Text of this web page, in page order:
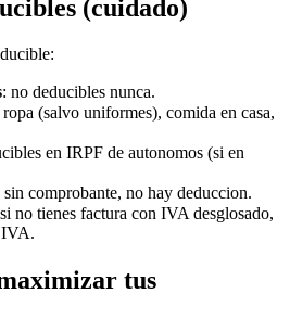
(cuidado)
: no deducibles nunca.
ropa (salvo uniformes), comida en casa,
en IRPF de autonomos (si en
sin comprobante, no hay deduccion.
no tienes factura con IVA desglosado,
IVA.
tus